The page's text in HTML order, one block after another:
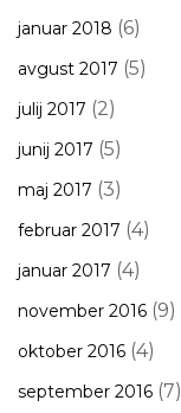
januar 2018 (6)
avgust 2017 (5)
julij 2017 (2)
junij 2017 (5)
maj 2017 (3)
februar 2017 (4)
januar 2017 (4)
november 2016 (9)
oktober 2016 (4)
september 2016 (7)